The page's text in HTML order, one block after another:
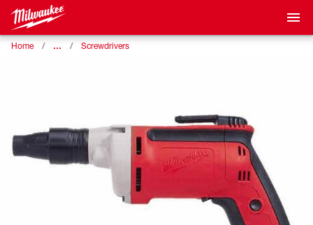
Home … Screwdrivers